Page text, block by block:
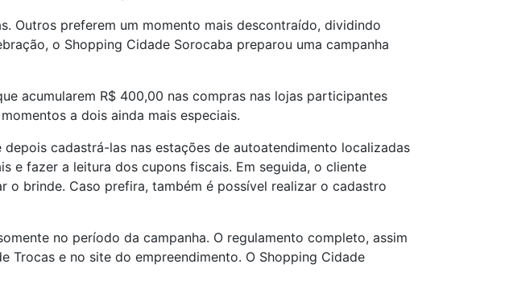
Outros preferem um momento mais descontraído, dividindo
o Shopping Cidade Sorocaba preparou uma campanha
acumularem R$ 400,00 nas compras nas lojas participantes
a dois ainda mais especiais.
cadastrá-las nas estações de autoatendimento localizadas
e fazer a leitura dos cupons fiscais. Em seguida, o cliente
brinde. Caso prefira, também é possível realizar o cadastro
no período da campanha. O regulamento completo, assim
e no site do empreendimento. O Shopping Cidade